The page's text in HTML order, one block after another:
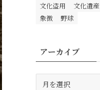
文化盗用
文化遺産
象徴
野球
アーカイブ